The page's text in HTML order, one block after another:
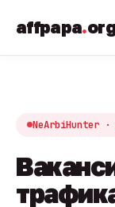
affpapa.
NeArbiHunter ·